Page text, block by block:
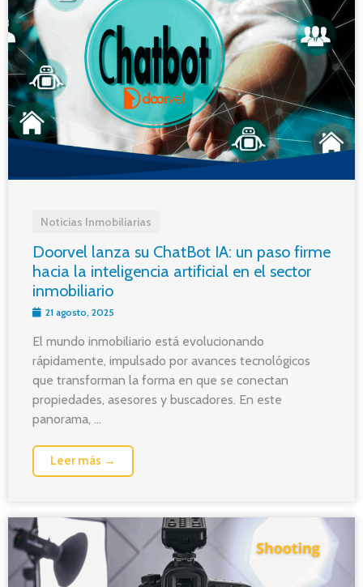
Noticias Inmobiliarias
Doorvel lanza su ChatBot IA: un paso firme
hacia la inteligencia artificial en el sector
inmobiliario
21 agosto, 2025
El mundo inmobiliario está evolucionando
rápidamente, impulsado por avances tecnológicos
que transforman la forma en que se conectan
propiedades, asesores y buscadores. En este
panorama, ...
Leer más →